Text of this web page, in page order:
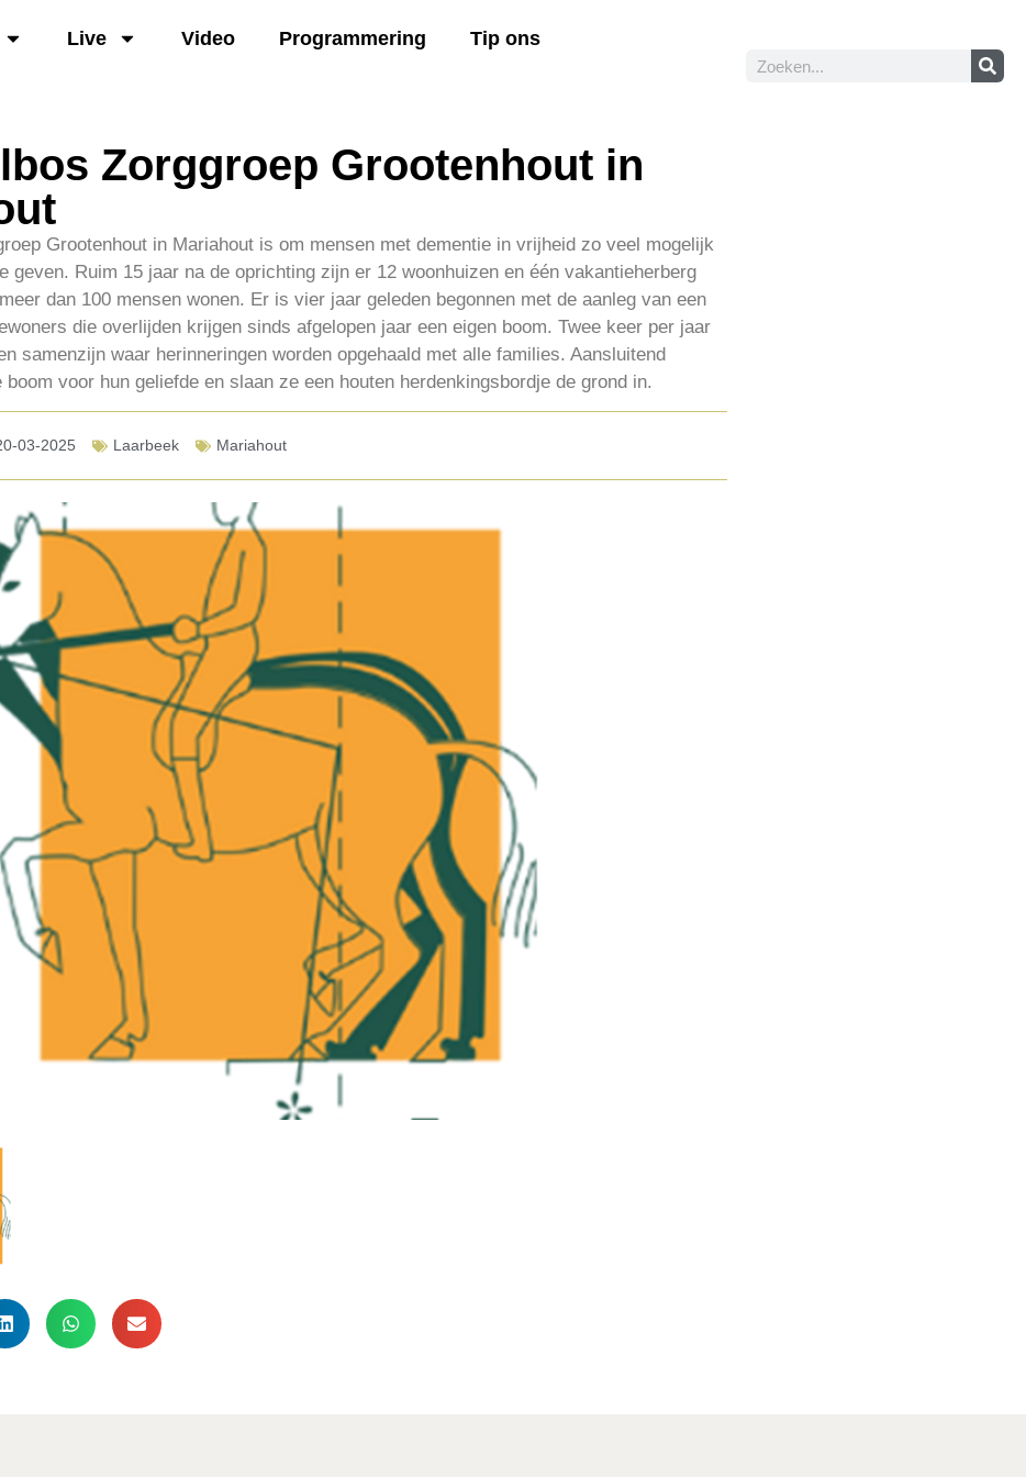
Live Video Programmering Tip ons
Zorggroep Grootenhout in
Grootenhout in Mariahout is om mensen met dementie in vrijheid zo veel mogelijk
geven. Ruim 15 jaar na de oprichting zijn er 12 woonhuizen en één vakantieherberg
dan 100 mensen wonen. Er is vier jaar geleden begonnen met de aanleg van een
die overlijden krijgen sinds afgelopen jaar een eigen boom. Twee keer per jaar
samenzijn waar herinneringen worden opgehaald met alle families. Aansluitend
voor hun geliefde en slaan ze een houten herdenkingsbordje de grond in.
03-2025 Laarbeek Mariahout